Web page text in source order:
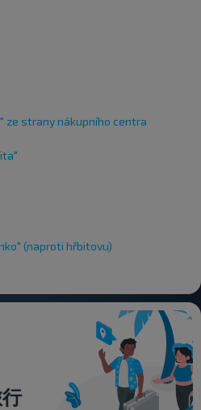
ze strany nákupního centra
(naproti hřbitovu)